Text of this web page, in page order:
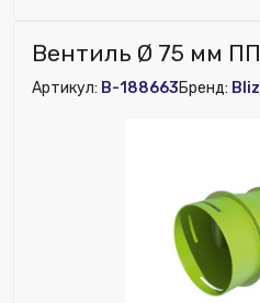
Наличие рекуператора:
Нет
м ВПЭ. За 1 шт.
Вентиль Ø 75 мм ПП
Артикул: B-188663Бренд: